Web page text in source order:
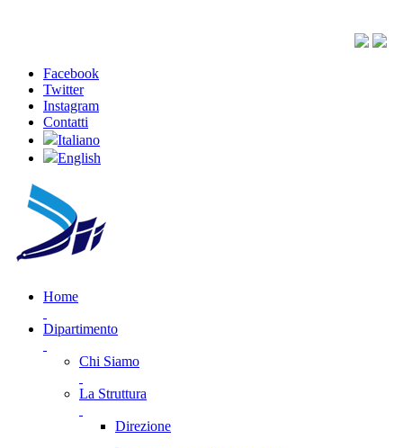
Facebook
Twitter
Instagram
Contatti
Italiano
English
Home
Dipartimento
Chi Siamo
La Struttura
Direzione